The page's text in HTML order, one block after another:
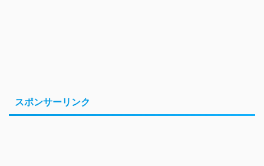
スポンサーリンク